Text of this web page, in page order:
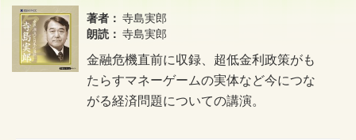
著者： 寺島実郎
朗読： 寺島実郎
金融危機直前に収録、超低金利政策がも
たらすマネーゲームの実体など今につな
がる経済問題についての講演。